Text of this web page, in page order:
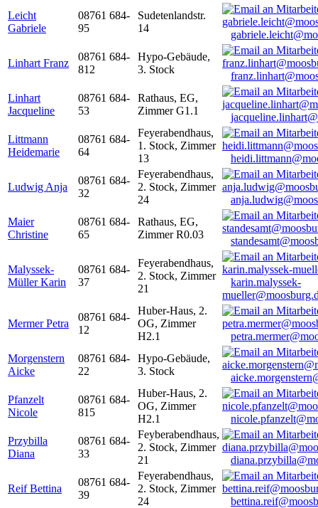
Leicht
Gabriele
08761 684-
95
Sudetenlandstr.
14
Linhart Franz
08761 684-
812
Hypo-Gebäude,
3. Stock
Linhart
Jacqueline
08761 684-
53
Rathaus, EG,
Zimmer G1.1
Littmann
Heidemarie
08761 684-
64
Feyerabendhaus,
1. Stock, Zimmer
13
Ludwig Anja
08761 684-
32
Feyerabendhaus,
2. Stock, Zimmer
24
Maier
Christine
08761 684-
65
Rathaus, EG,
Zimmer R0.03
Malyssek-
Müller Karin
08761 684-
37
Feyerabendhaus,
2. Stock, Zimmer
21
karin.malyssek-
Mermer Petra
08761 684-
12
Huber-Haus, 2.
OG, Zimmer
H2.1
Morgenstern
Aicke
08761 684-
22
Hypo-Gebäude,
3. Stock
Pfanzelt
Nicole
08761 684-
815
Huber-Haus, 2.
OG, Zimmer
H2.1
Przybilla
Diana
08761 684-
33
Feyberabendhaus,
2. Stock, Zimmer
21
Reif Bettina
08761 684-
39
Feyerabendhaus,
2. Stock, Zimmer
24